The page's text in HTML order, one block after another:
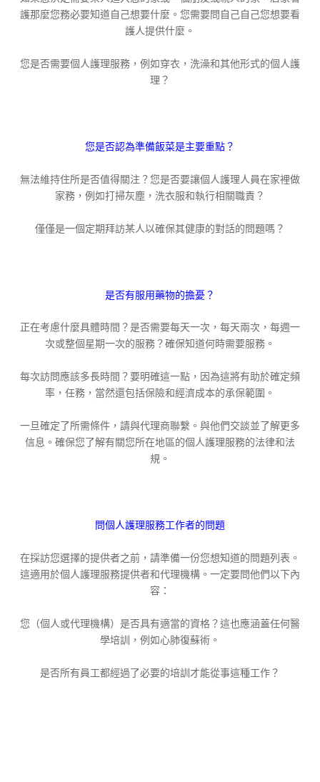
護那麼您務必要知道自己想要什麼。您需要問自己自己您想要看
護人提供什麼。
您是否需要個人護理服務，例如穿衣，洗澡和其他形式的個人護
理？
您是否認為準備飯菜是主要重點？
無法維持住所是否值得關注？您是否要讓個人護理人員在家裡做
家務，例如打掃灰塵，洗衣服和執行相關職責？
僅僅是一個定期拜訪某人以確保其健康的對話的問題嗎？
是否有服用藥物的擔憂？
正在考慮什麼具體時間？是否需要每天一次，每天兩次，每週一
次或整個星期一次的服務？確保知道何時需要服務。
每次訪問應該多長時間？要明確這一點，因為這將有助於確定頻
率，任務，當然還包括保險和經濟成本的承保範圍。
一旦確定了所需條件，請與代理商聯繫。與他們交談並了解更多
信息。確保您了解有關您所在地區的個人護理服務的法律和法
規。
問個人護理服務工作者的問題
在採訪您選擇的提供者之前，請準備一份您想知道的問題列表。
這適用於個人護理服務提供者和代理機構。一定要問他們以下內
容：
您（個人或代理機構）是否具有適當的資格？這也應涵蓋任何醫
學培訓，例如心肺復蘇術。
是否所有員工都經過了必要的培訓才能從事這種工作？